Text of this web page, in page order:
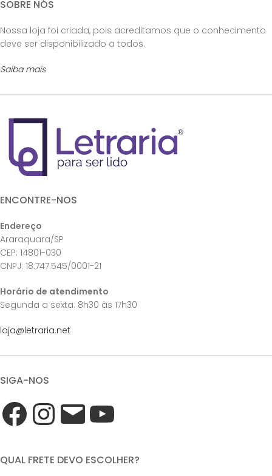
SOBRE NÓS
Nossa loja foi criada, pois acreditamos que o conhecimento
deve ser disponibilizado a todos.
Saiba mais
ENCONTRE-NOS
Endereço
Araraquara/SP
CEP: 14801-030
CNPJ: 18.747.545/0001-21
Horário de atendimento
Segunda a sexta: 8h30 às 17h30
loja@letraria.net
SIGA-NOS
QUAL FRETE DEVO ESCOLHER?